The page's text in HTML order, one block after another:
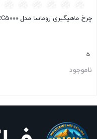
چرخ ماهیگیری روماسا مدل RC5000
5
ناموجود